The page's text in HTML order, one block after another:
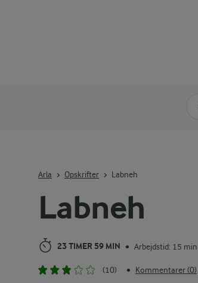
Labneh
23 TIMER 59 MIN • Arbejdstid: 15 min
(10) • Kommentarer (0)
Arla Opskrifter Labneh